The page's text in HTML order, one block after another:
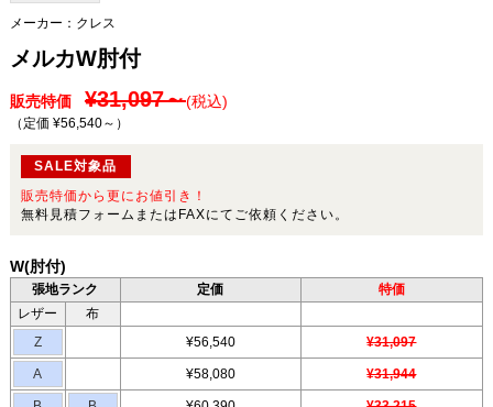
メーカー： クレス
メルカW肘付
販売特価 ¥31,097～(税込)
（定価 ¥56,540～ ）
SALE対象品
販売特価から更にお値引き！
無料見積フォームまたはFAXにてご依頼ください。
W(肘付)
張地ランク 定価
特価
レザー
布
Z
¥56,540 ¥31,097
A ¥58,080 ¥31,944